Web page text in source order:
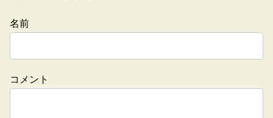
名前
コメント